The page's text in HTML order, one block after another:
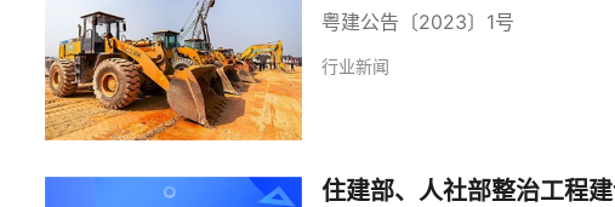
粤建公告〔2023〕1号
行业新闻
住建部、人社部整治工程